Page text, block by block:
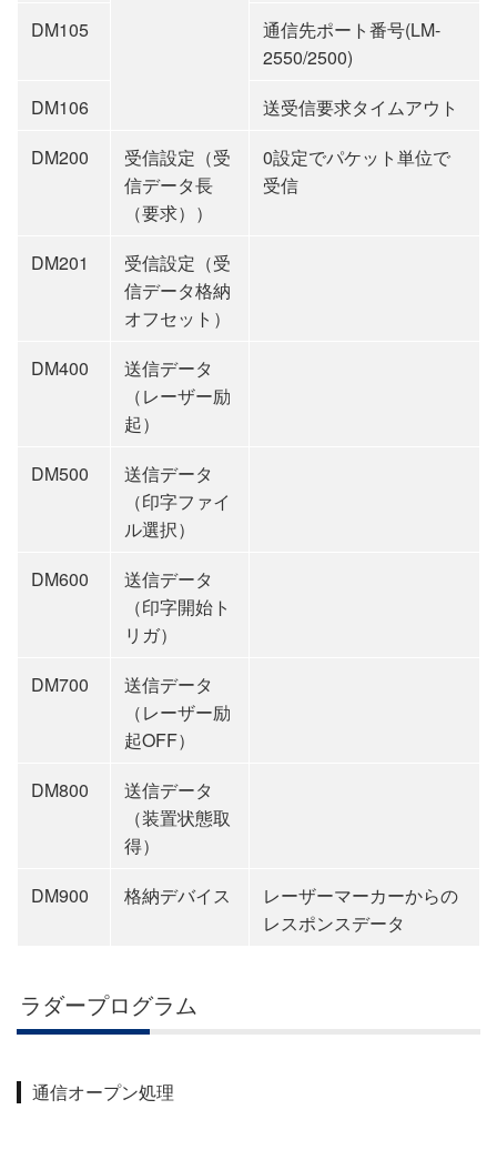
DM105
通信先ポート番号(LM-
2550/2500)
DM106
送受信要求タイムアウト
DM200
受信設定（受
信データ長
（要求））
0設定でパケット単位で
受信
DM201
受信設定（受
信データ格納
オフセット）
DM400
送信データ
（レーザー励
起）
DM500
送信データ
（印字ファイ
ル選択）
DM600
送信データ
（印字開始ト
リガ）
DM700
送信データ
（レーザー励
起OFF）
DM800
送信データ
（装置状態取
得）
DM900
格納デバイス
レーザーマーカーからの
レスポンスデータ
ラダープログラム
通信オープン処理